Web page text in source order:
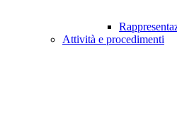
Attività e procedimenti